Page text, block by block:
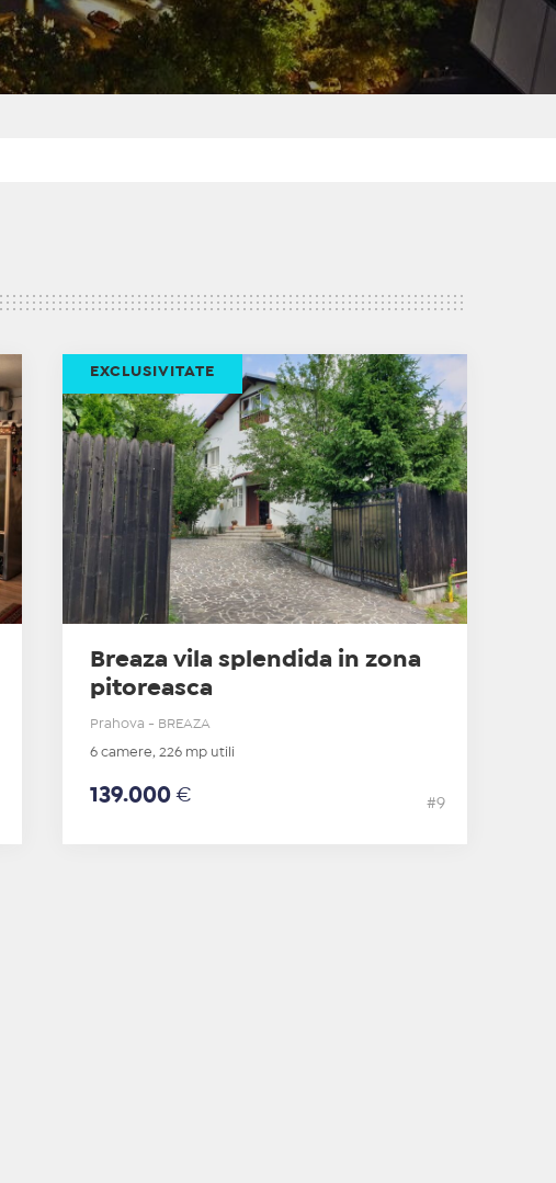
Breaza vila splendida in zona
pitoreasca
Prahova - BREAZA
6 camere, 226 mp utili
139.000 € #9
EXCLUSIVITATE